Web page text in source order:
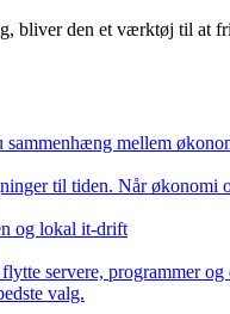
bliver den et værktøj til at
mellem
til tiden. Når
og lokal it-drift
servere, programmer
valg.